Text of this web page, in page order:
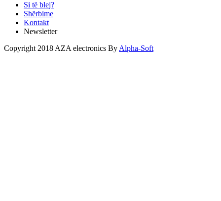
Si të blej?
Shërbime
Kontakt
Newsletter
Copyright 2018 AZA electronics By Alpha-Soft